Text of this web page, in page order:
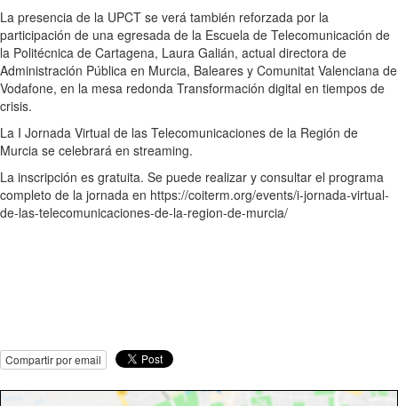
La presencia de la UPCT se verá también reforzada por la
participación de una egresada de la Escuela de Telecomunicación de
la Politécnica de Cartagena, Laura Galián, actual directora de
Administración Pública en Murcia, Baleares y Comunitat Valenciana de
Vodafone, en la mesa redonda Transformación digital en tiempos de
crisis.
La I Jornada Virtual de las Telecomunicaciones de la Región de
Murcia se celebrará en streaming.
La inscripción es gratuita. Se puede realizar y consultar el programa
completo de la jornada en https://coiterm.org/events/i-jornada-virtual-
de-las-telecomunicaciones-de-la-region-de-murcia/
Compartir por email